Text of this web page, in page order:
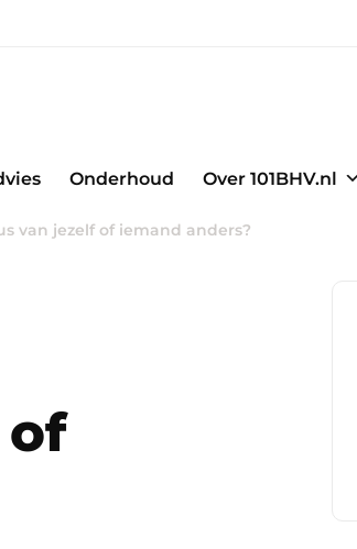
Onderhoud Over 101BHV.nl
van jezelf of iemand anders?
of